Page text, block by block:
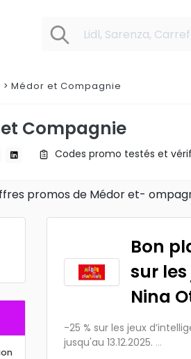
Médor et Compagnie
Compagnie
Codes promo testés et
promos de Médor et-
Bon
sur
Nina
-25 % sur les jeux
jusqu'au 13.12.2025. ...